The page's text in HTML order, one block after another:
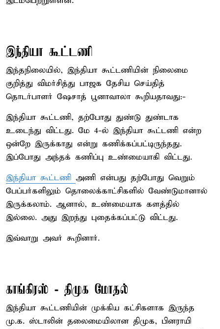
இந்தியா கூட்டணி
இந்தநிலையில், இந்தியா கூட்டணியின் நிலைமை
குறித்து விமர்சித்து பாஜக தேசிய செய்தித்
தொடர்பாளர் ஷேசாத் பூனாவாலா கூறியதாவது:-
இந்தியா கூட்டணி, தற்போது துண்டு துண்டாக
உடைந்து விட்டது. மே 4-ல் இந்தியா கூட்டணி என்ற
ஒன்றே இருக்காது என்று கணிக்கப்பட்டிருந்தது.
இப்போது அந்தக் கணிப்பு உண்மையாகி விட்டது.
இந்தியா கூட்டணி அணி என்பது தற்போது வெறும்
பேப்பர்களிலும் தொலைக்காட்சிகளில் வேண்டுமானால்
இருக்கலாம். ஆனால், உண்மையாக களத்தில்
இல்லை. அது இறந்து புதைக்கப்பட்டு விட்டது.
இவ்வாறு அவர் கூறினார்.
காங்கிரஸ் - திமுக மோதல்
இந்தியா கூட்டணியின் முக்கிய கட்சிகளாக இருந்த
மு.க. ஸ்டாலின் தலைமையிலான திமுக, பினராயி